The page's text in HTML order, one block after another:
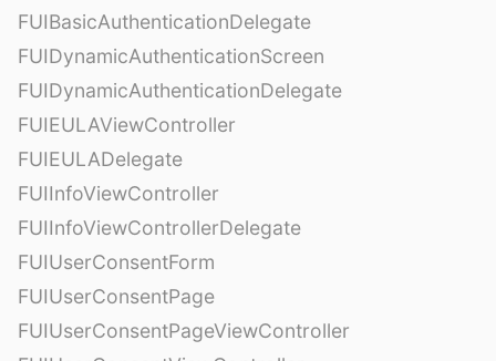
FUIBasicAuthenticationDelegate
FUIDynamicAuthenticationScreen
FUIDynamicAuthenticationDelegate
FUIEULAViewController
FUIEULADelegate
FUIInfoViewController
FUIInfoViewControllerDelegate
FUIUserConsentForm
FUIUserConsentPage
FUIUserConsentPageViewController